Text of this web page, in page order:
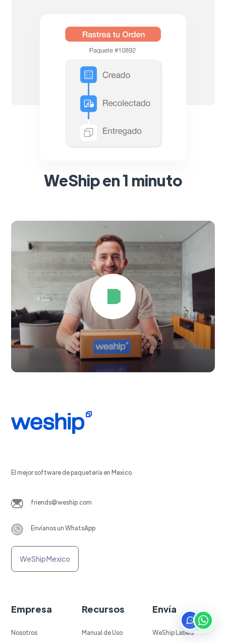
WeShip en 1 minuto
El mejor software de paquetería en Mexico.
friends@weship.com
Envíanos un WhatsApp
WeShip Mexico
Empresa
Nosotros
Recursos
Manual de Uso
Envía
WeShip Labels